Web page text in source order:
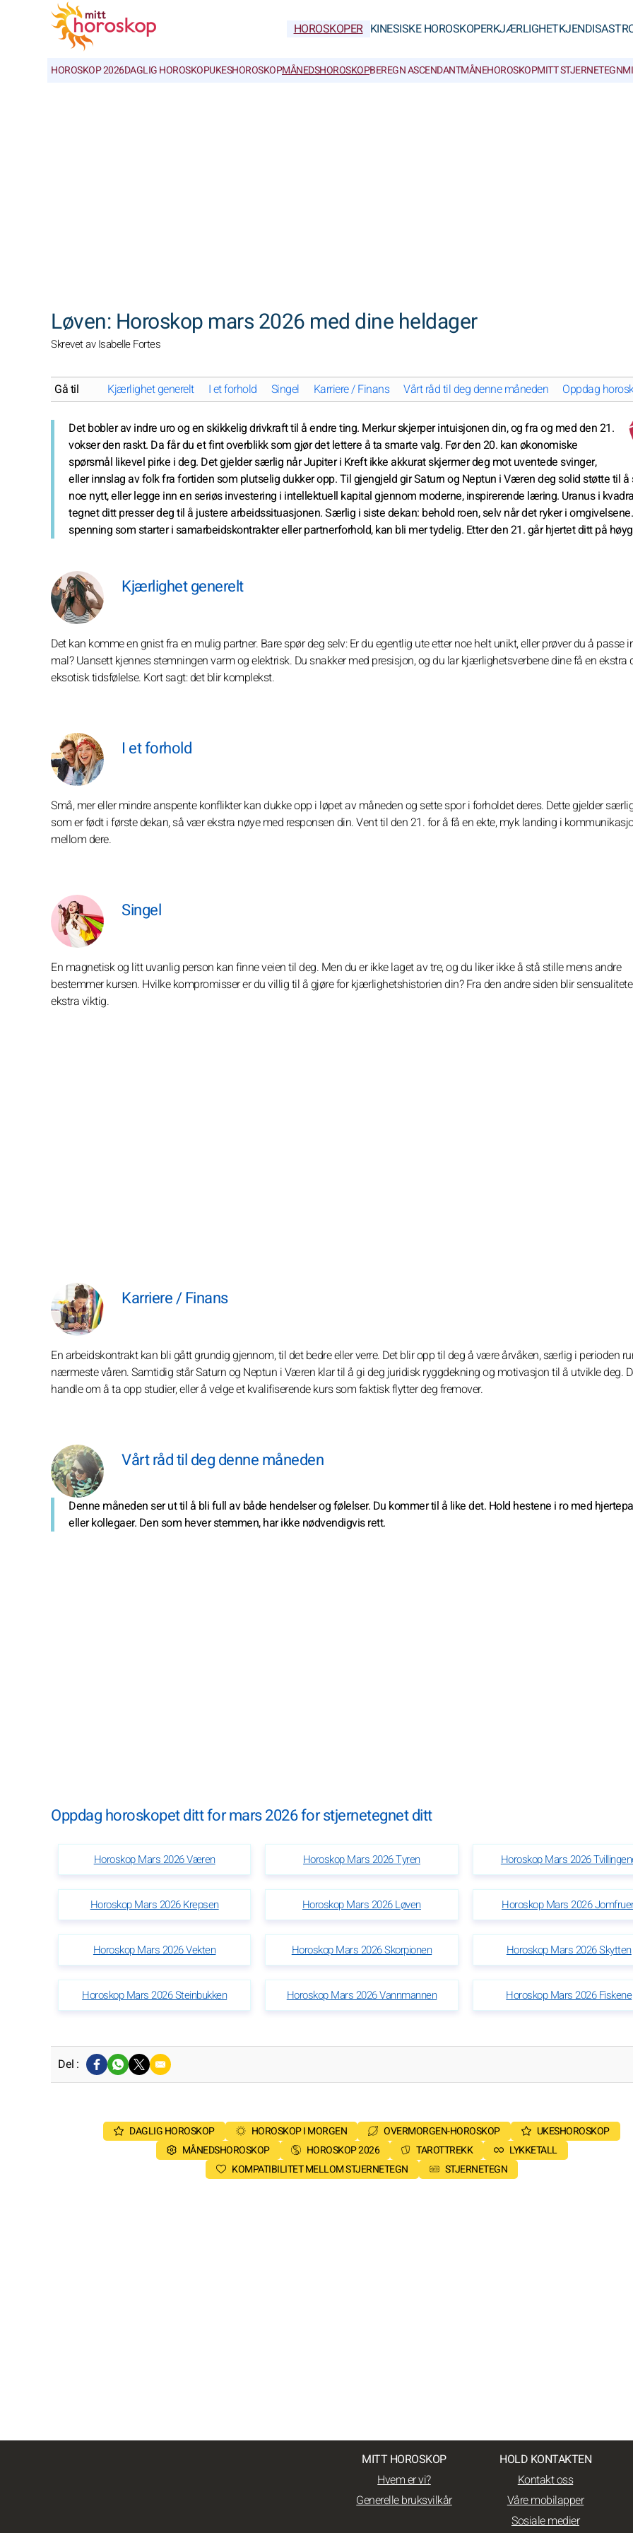
HOROSKOPER KINESISKE HOROSKOPERKJÆRLIGHET
HOROSKOP 2026DAGLIG HOROSKOPUKESHOROSKOPMÅNEDSHOROSKOPBEREGN ASCENDANTMÅNEHOROSKOPMITT STJERNETEGN
Løven: Horoskop mars 2026 med dine heldager
Skrevet av Isabelle Fortes
Gå til Kjærlighet generelt I et forhold Singel Karriere / Finans Vårt råd til deg denne måneden Oppdag
Det bobler av indre uro og en skikkelig drivkraft til å endre ting. Merkur skjerper intuisjonen din, og fra og med den 21.
vokser den raskt. Da får du et fint overblikk som gjør det lettere å ta smarte valg. Før den 20. kan økonomiske
spørsmål likevel pirke i deg. Det gjelder særlig når Jupiter i Kreft ikke akkurat skjermer deg mot uventede svinger,
eller innslag av folk fra fortiden som plutselig dukker opp. Til gjengjeld gir Saturn og Neptun i Væren deg solid støtte til å
noe nytt, eller legge inn en seriøs investering i intellektuell kapital gjennom moderne, inspirerende læring. Uranus i
tegnet ditt presser deg til å justere arbeidssituasjonen. Særlig i siste dekan: behold roen, selv når det ryker i
spenning som starter i samarbeidskontrakter eller partnerforhold, kan bli mer tydelig. Etter den 21. går hjertet ditt på
Kjærlighet generelt
Det kan komme en gnist fra en mulig partner. Bare spør deg selv: Er du egentlig ute etter noe helt unikt, eller prøver du å passe
mal? Uansett kjennes stemningen varm og elektrisk. Du snakker med presisjon, og du lar kjærlighetsverbene dine få en ekstra
eksotisk tidsfølelse. Kort sagt: det blir komplekst.
I et forhold
Små, mer eller mindre anspente konflikter kan dukke opp i løpet av måneden og sette spor i forholdet deres. Dette gjelder
som er født i første dekan, så vær ekstra nøye med responsen din. Vent til den 21. for å få en ekte, myk landing i
mellom dere.
Singel
En magnetisk og litt uvanlig person kan finne veien til deg. Men du er ikke laget av tre, og du liker ikke å stå stille mens andre
bestemmer kursen. Hvilke kompromisser er du villig til å gjøre for kjærlighetshistorien din? Fra den andre siden blir
ekstra viktig.
Karriere / Finans
En arbeidskontrakt kan bli gått grundig gjennom, til det bedre eller verre. Det blir opp til deg å være årvåken, særlig i perioden
nærmeste våren. Samtidig står Saturn og Neptun i Væren klar til å gi deg juridisk ryggdekning og motivasjon til å utvikle deg.
handle om å ta opp studier, eller å velge et kvalifiserende kurs som faktisk flytter deg fremover.
Vårt råd til deg denne måneden
Denne måneden ser ut til å bli full av både hendelser og følelser. Du kommer til å like det. Hold hestene i ro med
eller kollegaer. Den som hever stemmen, har ikke nødvendigvis rett.
Oppdag horoskopet ditt for mars 2026 for stjernetegnet ditt
Horoskop Mars 2026 Væren Horoskop Mars 2026 Tyren Horoskop Mars 2026
Horoskop Mars 2026 Krepsen Horoskop Mars 2026 Løven Horoskop Mars 2026
Horoskop Mars 2026 Vekten Horoskop Mars 2026 Skorpionen Horoskop Mars 2026 Skytten
Horoskop Mars 2026 Steinbukken Horoskop Mars 2026 Vannmannen Horoskop Mars 2026 Fiskene
Del :
DAGLIG HOROSKOP HOROSKOP I MORGEN OVERMORGEN-HOROSKOP
UKESHOROSKOP
MÅNEDSHOROSKOP
HOROSKOP 2026 TAROTTREKK
LYKKETALL
KOMPATIBILITET MELLOM STJERNETEGN
STJERNETEGN
MITT HOROSKOP
Hvem er vi?
Generelle bruksvilkår
HOLD KONTAKTEN
Kontakt oss
Våre mobilapper
Sosiale medier